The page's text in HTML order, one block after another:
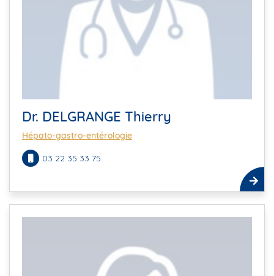
Dr. DELGRANGE Thierry
Hépato-gastro-entérologie
03 22 35 33 75